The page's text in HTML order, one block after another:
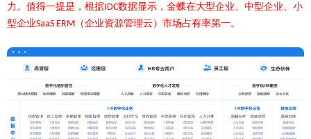
力。值得一提是，根据IDC数据显示，金蝶在大型企业、中型企业、小
型企业SaaS ERM （企业资源管理云）市场占有率第一。